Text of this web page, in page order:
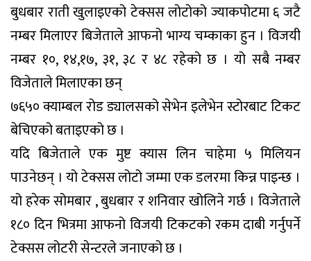
बुधबार राती खुलाइएको टेक्सस लोटोको ज्याकपोटमा ६ जटै
नम्बर मिलाएर बिजेताले आफनो भाग्य चम्काका हुन । विजयी
नम्बर १०, १४,१७, ३१, ३८ र ४८ रहेको छ । यो सबै नम्बर
विजेताले मिलाएका छन्
७६५० क्याम्बल रोड ड्यालसको सेभेन इलेभेन स्टोरबाट टिकट
बेचिएको बताइएको छ ।
यदि बिजेताले एक मुष्ट क्यास लिन चाहेमा ५ मिलियन
पाउनेछन् । यो टेक्सस लोटो जम्मा एक डलरमा किन्न पाइन्छ ।
यो हरेक सोमबार , बुधबार र शनिवार खोलिने गर्छ । विजेताले
१८० दिन भित्रमा आफनो विजयी टिकटको रकम दाबी गर्नुपर्ने
टेक्सस लोटरी सेन्टरले जनाएको छ ।